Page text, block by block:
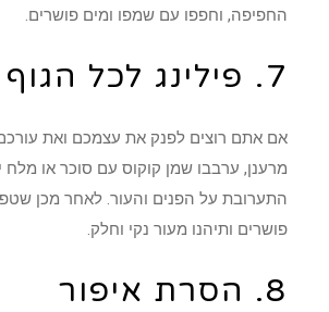
החפיפה, וחפפו עם שמפו ומים פושרים.
7. פילינג לכל הגוף
אם אתם רוצים לפנק את עצמכם ואת עורכם
מרענן, ערבבו שמן קוקוס עם סוכר או
התערובת על הפנים והעור. לאחר מכן
פושרים ותיהנו מעור נקי וחלק.
8. הסרת איפור